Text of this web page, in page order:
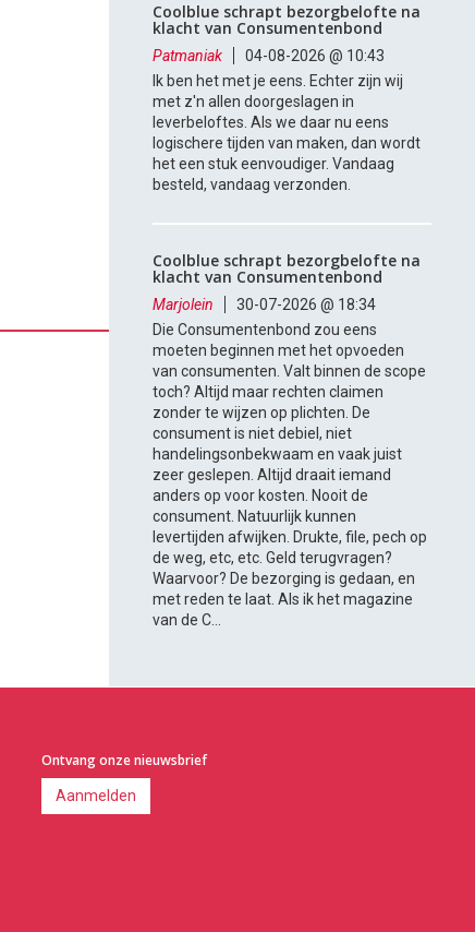
Coolblue schrapt bezorgbelofte na
klacht van Consumentenbond
Patmaniak
04-08-2026 @ 10:43
Ik ben het met je eens. Echter zijn wij
met z'n allen doorgeslagen in
leverbeloftes. Als we daar nu eens
logischere tijden van maken, dan wordt
het een stuk eenvoudiger. Vandaag
besteld, vandaag verzonden.
Coolblue schrapt bezorgbelofte na
klacht van Consumentenbond
Marjolein
30-07-2026 @ 18:34
Die Consumentenbond zou eens
moeten beginnen met het opvoeden
van consumenten. Valt binnen de scope
toch? Altijd maar rechten claimen
zonder te wijzen op plichten. De
consument is niet debiel, niet
handelingsonbekwaam en vaak juist
zeer geslepen. Altijd draait iemand
anders op voor kosten. Nooit de
consument. Natuurlijk kunnen
levertijden afwijken. Drukte, file, pech op
de weg, etc, etc. Geld terugvragen?
Waarvoor? De bezorging is gedaan, en
met reden te laat. Als ik het magazine
van de C...
Ontvang onze nieuwsbrief
Aanmelden